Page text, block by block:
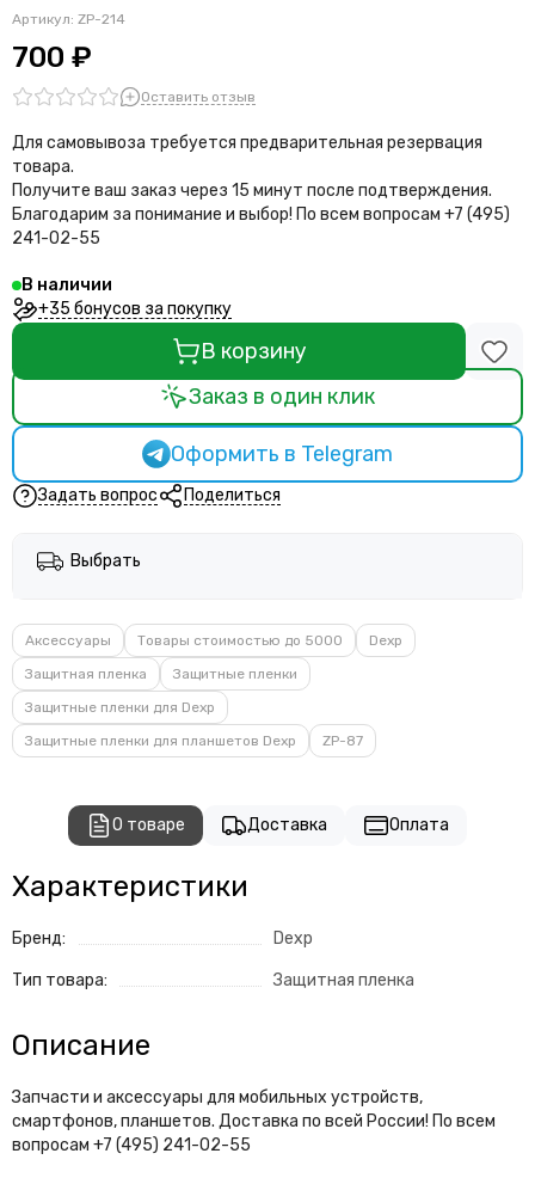
Артикул: ZP-214
700 ₽
Оставить отзыв
Для самовывоза требуется предварительная резервация
товара.
Получите ваш заказ через 15 минут после подтверждения.
Благодарим за понимание и выбор! По всем вопросам +7 (495)
241-02-55
В наличии
+35 бонусов за покупку
В корзину
Заказ в один клик
Оформить в Telegram
Задать вопрос Поделиться
Выбрать
Аксессуары Товары стоимостью до 5000
Dexp
Защитная пленка
Защитные пленки
Защитные пленки для Dexp
Защитные пленки для планшетов Dexp
ZP-87
О товаре Доставка Оплата
Характеристики
Бренд: Dexp
Тип товара: Защитная пленка
Описание
Запчасти и аксессуары для мобильных устройств,
смартфонов, планшетов. Доставка по всей России! По всем
вопросам +7 (495) 241-02-55